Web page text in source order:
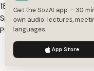
18:47
Speaker A
Posso fechar a caixa de
18:50
Speaker A
Agora seleciono a
We use cookies to enhance your
Get the SozAI app — 30
own audio: lectures,
languages.
App Store